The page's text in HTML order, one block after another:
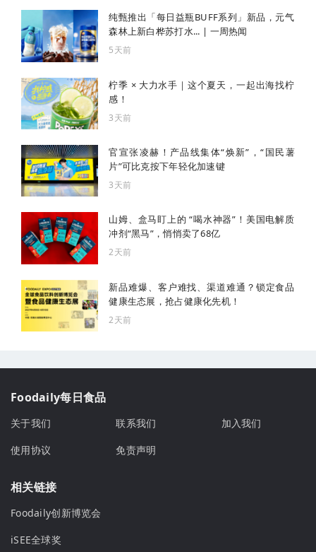
纯甄推出「每日益瓶BUFF系列」新品，元气
森林上新白桦苏打水... | 一周热闻
5天前
柠季 × 大力水手｜这个夏天，一起出海找柠
感！
3天前
官宣张凌赫！产品线集体“焕新”，“国民薯
片”可比克按下年轻化加速键
3天前
山姆、盒马盯上的 “喝水神器”！美国电解质
冲剂“黑马”，悄悄卖了68亿
2天前
新品难爆、客户难找、渠道难通？锁定食品
健康生态展，抢占健康化先机！
2天前
Foodaily每日食品
关于我们 联系我们
加入我们
使用协议
免责声明
相关链接
Foodaily创新博览会
iSEE全球奖